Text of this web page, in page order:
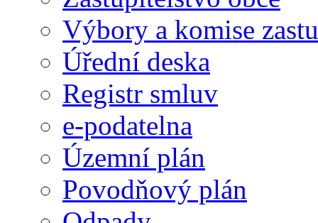
Výbory a komise
Úřední deska
Registr smluv
e-podatelna
Územní plán
Povodňový plán